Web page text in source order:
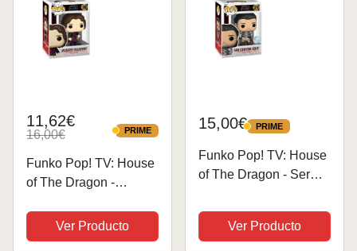
11,62€
16,00€ PRIME
PRIME
Funko Pop! TV: House
of The Dragon -
Figura de Vinilo
Coleccionable - Idea
Ver Producto
15,00€ PRIME
PRIME
Funko Pop! TV: House
of The Dragon - Ser
Exclusiva Amazon -
Figura de Vinilo
Ver Producto